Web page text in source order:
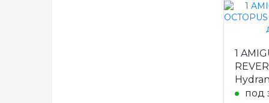
1
дляпод